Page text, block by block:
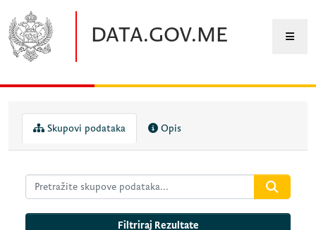
DATA.GOV.ME
Skupovi podataka Opis
Filtriraj Rezultate